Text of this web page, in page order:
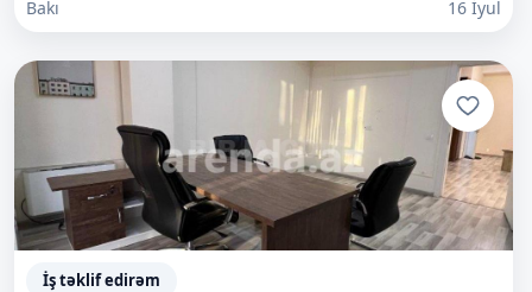
Bakı
16 İyul
İş təklif edirəm